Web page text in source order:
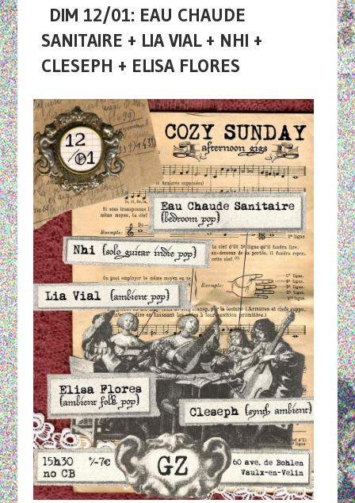
DIM 12/01: EAU CHAUDE
SANITAIRE + LIA VIAL + NHI +
CLESEPH + ELISA FLORES